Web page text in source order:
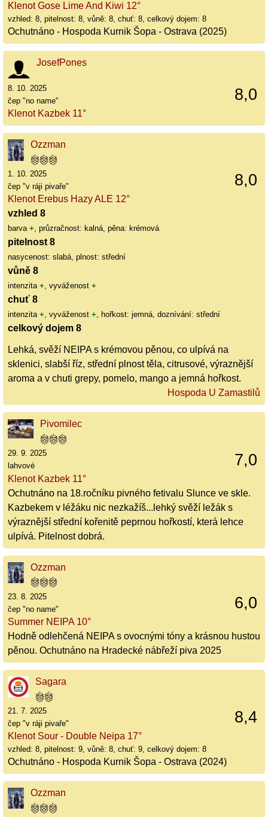
Klenot Gose Lime And Kiwi 12°
vzhled: 8, pitelnost: 8, vůně: 8, chuť: 8, celkový dojem: 8
Ochutnáno - Hospoda Kurnik Šopa - Ostrava (2025)
JosefPones
8,0
8. 10. 2025
čep "no name"
Klenot Kazbek 11°
Ozzman
8,0
1. 10. 2025
čep "v ráji pivaře"
Klenot Erebus Hazy ALE 12°
vzhled 8
barva +, průzračnost: kalná, pěna: krémová
pitelnost 8
nasycenost: slabá, plnost: střední
vůně 8
intenzita +, vyváženost +
chuť 8
intenzita +, vyváženost +, hořkost: jemná, doznívání: střední
celkový dojem 8
Lehká, svěží NEIPA s krémovou pěnou, co ulpívá na
sklenici, slabší říz, střední plnost těla, citrusové, výraznější
aroma a v chuti grepy, pomelo, mango a jemná hořkost.
Hospoda U Zamastilů
Pivomilec
7,0
29. 9. 2025
lahvové
Klenot Kazbek 11°
Ochutnáno na 18.ročníku pivného fetivalu Slunce ve skle.
Kazbekem v léžáku nic nezkažíš...lehký svěží ležák s
výraznější střední kořenitě peprnou hořkostí, která lehce
ulpívá. Pitelnost dobrá.
Ozzman
6,0
23. 8. 2025
čep "no name"
Summer NEIPA 10°
Hodně odlehčená NEIPA s ovocnými tóny a krásnou hustou
pěnou. Ochutnáno na Hradecké nábřeží piva 2025
Sagara
8,4
21. 7. 2025
čep "v ráji pivaře"
Klenot Sour - Double Neipa 17°
vzhled: 8, pitelnost: 9, vůně: 8, chuť: 9, celkový dojem: 8
Ochutnáno - Hospoda Kurnik Šopa - Ostrava (2024)
Ozzman